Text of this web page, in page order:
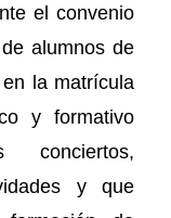
el convenio
alumnos de
la matrícula
y formativo
conciertos,
y que